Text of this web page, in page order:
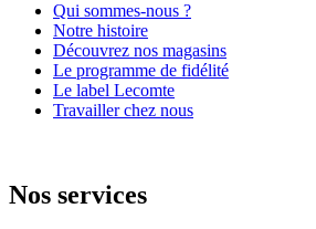
Qui sommes-nous ?
Notre histoire
Découvrez nos magasins
Le programme de fidélité
Le label Lecomte
Travailler chez nous
Nos services